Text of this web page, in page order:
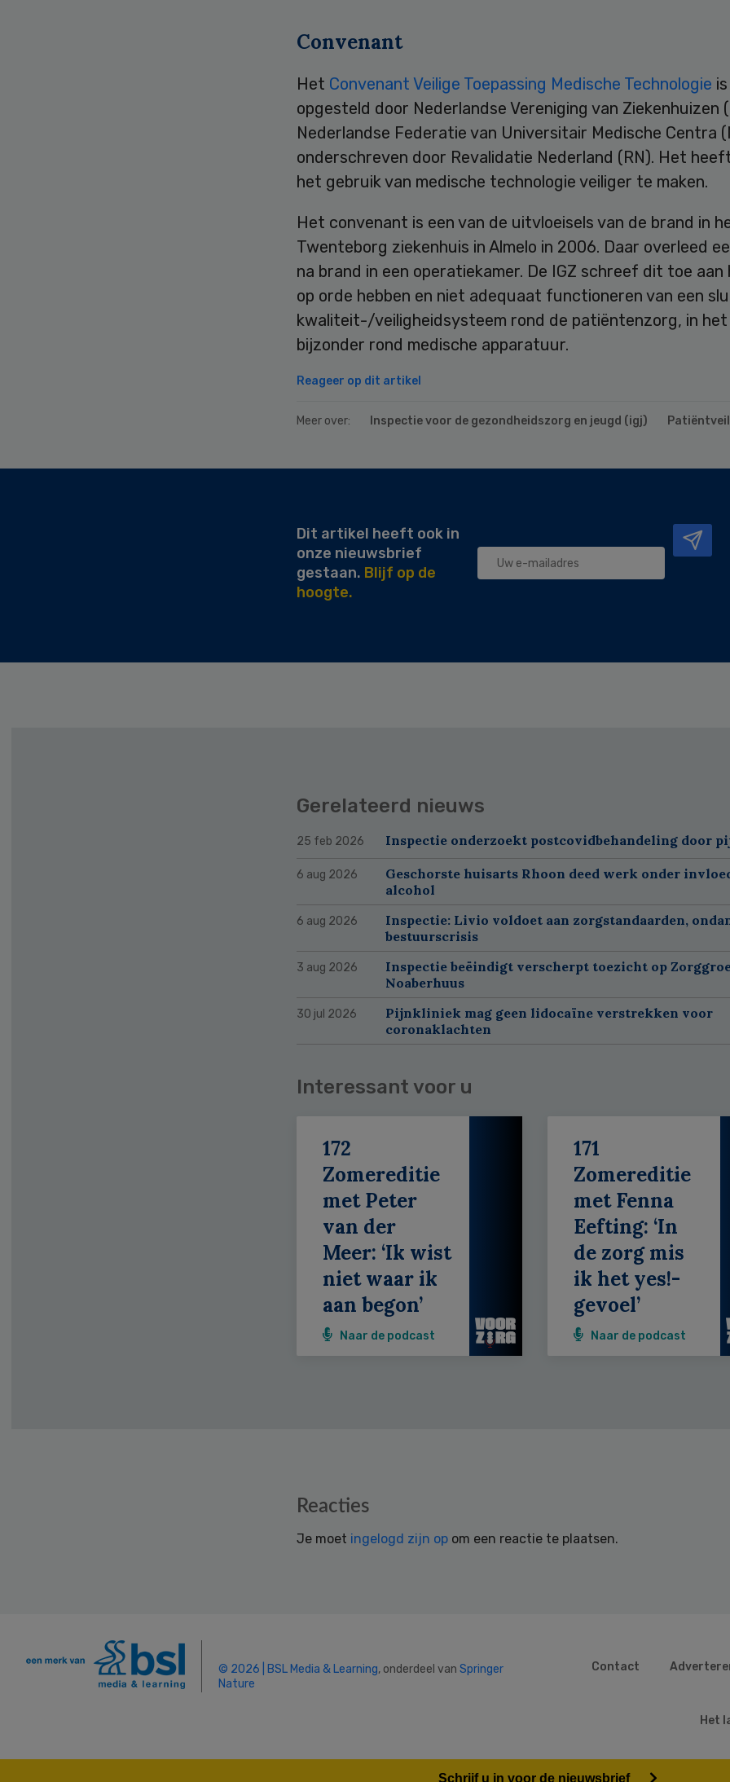
Convenant
Het Convenant Veilige Toepassing Medische Technologie
opgesteld door Nederlandse Vereniging van Ziekenhuizen
Nederlandse Federatie van Universitair Medische Centra
onderschreven door Revalidatie Nederland (RN). Het
het gebruik van medische technologie veiliger te maken.
Het convenant is een van de uitvloeisels van de brand in
Twenteborg ziekenhuis in Almelo in 2006. Daar overleed
na brand in een operatiekamer. De IGZ schreef dit toe
op orde hebben en niet adequaat functioneren van een
kwaliteit-/veiligheidsysteem rond de patiëntenzorg, in het
bijzonder rond medische apparatuur.
Reageer op dit artikel
Meer over: Inspectie voor de gezondheidszorg en jeugd (igj)
Dit artikel heeft ook in
onze nieuwsbrief
gestaan. Blijf op de
hoogte.
Gerelateerd nieuws
25 feb 2026 Inspectie onderzoekt postcovidbehandeling door
6 aug 2026
Geschorste huisarts Rhoon deed werk onder
alcohol
6 aug 2026
Inspectie: Livio voldoet aan zorgstandaarden,
bestuurscrisis
3 aug 2026
Inspectie beëindigt verscherpt toezicht op
Noaberhuus
30 jul 2026
Pijnkliniek mag geen lidocaïne verstrekken voor
coronaklachten
Interessant voor u
172
Zomereditie
met Peter
van der
Meer: ‘Ik wist
niet waar ik
aan begon’
Naar de podcast
171
Zomereditie
met Fenna
Eefting: ‘In
de zorg mis
ik het yes!-
gevoel’
Naar de podcast
Reacties
Je moet ingelogd zijn op om een reactie te plaatsen.
© 2026 | BSL Media & Learning, onderdeel van Springer
Nature
Contact
Het
Schrijf u in voor de nieuwsbrief